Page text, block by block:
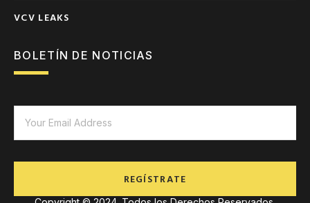
VCV LEAKS
BOLETÍN DE NOTICIAS
REGÍSTRATE